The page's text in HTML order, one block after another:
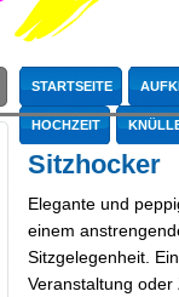
STARTSEITE
HOCHZEIT
Sitzhocker
Elegante und
einem
Sitzgelegenheit.
Veranstaltung